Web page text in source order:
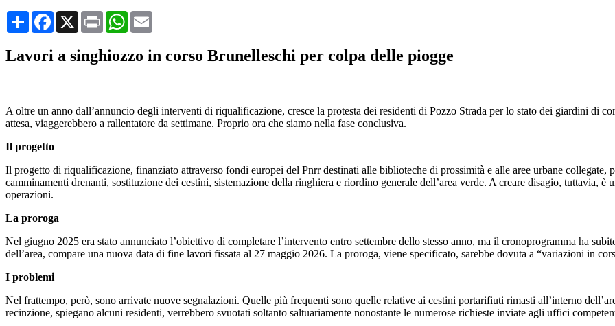
CondividiFacebook
X Print WhatsApp
Lavori a singhiozzo in corso Brunelleschi per colpa delle piogge
A oltre un anno dall’annuncio degli interventi di riqualificazione, cresce la protesta dei residenti di Pozzo Strada per lo stato dei giardini di
attesa, viaggerebbero a rallentatore da settimane. Proprio ora che siamo nella fase conclusiva.
Il progetto
Il progetto di riqualificazione, finanziato attraverso fondi europei del Pnrr destinati alle biblioteche di prossimità e alle aree urbane
camminamenti drenanti, sostituzione dei cestini, sistemazione della ringhiera e riordino generale dell’area verde. A creare disagio, tuttavia,
operazioni.
La proroga
Nel giugno 2025 era stato annunciato l’obiettivo di completare l’intervento entro settembre dello stesso anno, ma il cronoprogramma ha
dell’area, compare una nuova data di fine lavori fissata al 27 maggio 2026. La proroga, viene specificato, sarebbe dovuta a “variazioni in
I problemi
Nel frattempo, però, sono arrivate nuove segnalazioni. Quelle più frequenti sono quelle relative ai cestini portarifiuti rimasti all’interno
recinzione, spiegano alcuni residenti, verrebbero svuotati soltanto saltuariamente nonostante le numerose richieste inviate agli uffici